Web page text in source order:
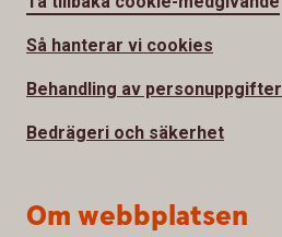
Så hanterar vi cookies
Behandling av personuppgifter
Bedrägeri och säkerhet
Om webbplatsen